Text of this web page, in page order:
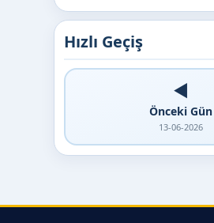
Hızlı Geçiş
◀️
Önceki Gün
13-06-2026